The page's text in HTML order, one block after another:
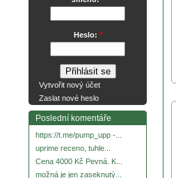
Heslo: *
Vytvořit nový účet
Zaslat nové heslo
Poslední komentáře
https://t.me/pump_upp -...
uprime receno, tuhle...
Cena 4000 Kč Pevná. K...
možná je jen zaseknutý...